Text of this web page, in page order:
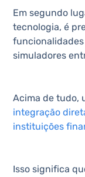
Em segundo
tecnologia, é
simuladores
Acima de tudo,
integração
instituições
Isso significa